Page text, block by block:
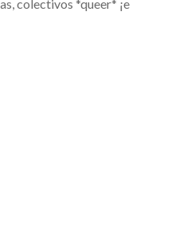
colectivos *queer* ¡e